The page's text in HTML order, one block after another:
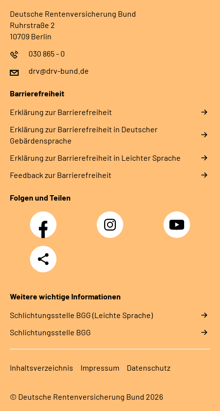
Deutsche Rentenversicherung Bund
Ruhrstraße 2
10709 Berlin
030 865 - 0
drv@drv-bund.de
Barrierefreiheit
Erklärung zur Barrierefreiheit
Erklärung zur Barrierefreiheit in Deutscher
Gebärdensprache
Erklärung zur Barrierefreiheit in Leichter Sprache
Feedback zur Barrierefreiheit
Folgen und Teilen
Facebook Instagram YouTube
Teilen
Weitere wichtige Informationen
Schlich­tungs­stel­le BGG (Leichte Sprache)
Schlich­tungs­stel­le BGG
Inhaltsverzeichnis Impressum Datenschutz
© Deutsche Rentenversicherung Bund 2026